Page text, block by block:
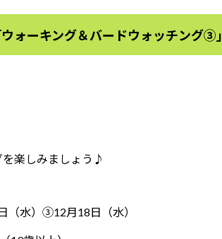
ォーキング＆バードウォッチング③」
楽しみましょう♪
（水）③12月18日（水）